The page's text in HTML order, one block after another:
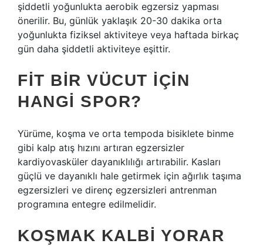
şiddetli yoğunlukta aerobik egzersiz yapması
önerilir. Bu, günlük yaklaşık 20-30 dakika orta
yoğunlukta fiziksel aktiviteye veya haftada birkaç
gün daha şiddetli aktiviteye eşittir.
FIT BIR VÜCUT IÇIN
HANGI SPOR?
Yürüme, koşma ve orta tempoda bisiklete binme
gibi kalp atış hızını artıran egzersizler
kardiyovasküler dayanıklılığı artırabilir. Kasları
güçlü ve dayanıklı hale getirmek için ağırlık taşıma
egzersizleri ve direnç egzersizleri antrenman
programına entegre edilmelidir.
KOŞMAK KALBI YORAR